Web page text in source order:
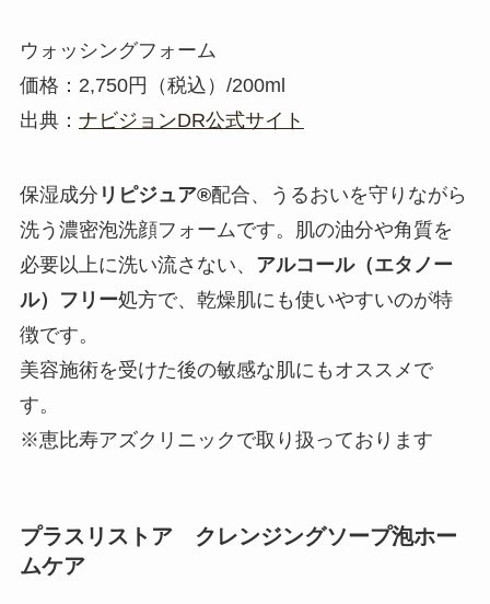
ウォッシングフォーム
価格：2,750円（税込）/200ml
出典： ナビジョンDR公式サイト
保湿成分 リピジュア®配合、うるおいを守りながら
洗う濃密泡洗顔フォームです。肌の油分や角質を
必要以上に洗い流さない、 アルコール（エタノー
ル）フリー処方で、乾燥肌にも使いやすいのが特
徴です。
美容施術を受けた後の敏感な肌にもオススメで
す。
※恵比寿アズクリニックで取り扱っております
プラスリストア クレンジングソープ泡ホー
ムケア